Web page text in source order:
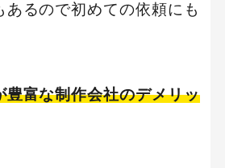
あるので初めての依頼にも
豊富な制作会社のデメリッ